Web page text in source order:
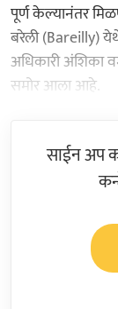
पूर्ण केल्यानंतर
बरेली (Bareilly)
अधिकारी अंशिका
समोर आला आहे.
साईन अप